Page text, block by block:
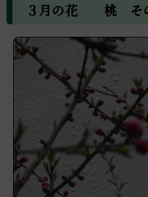
３月の花 桃 そ